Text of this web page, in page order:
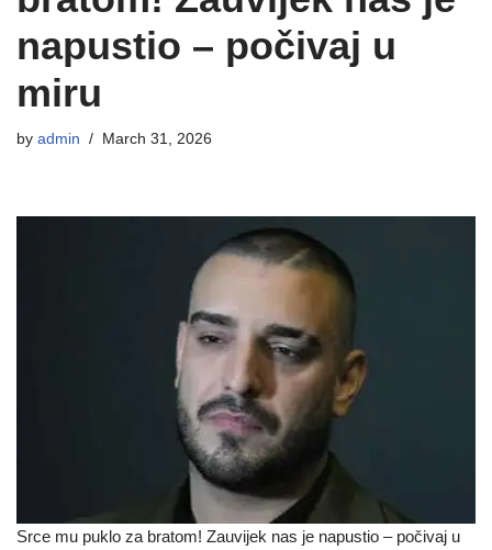
napustio – počivaj u
miru
by admin March 31, 2026
Srce mu puklo za bratom! Zauvijek nas je napustio – počivaj u